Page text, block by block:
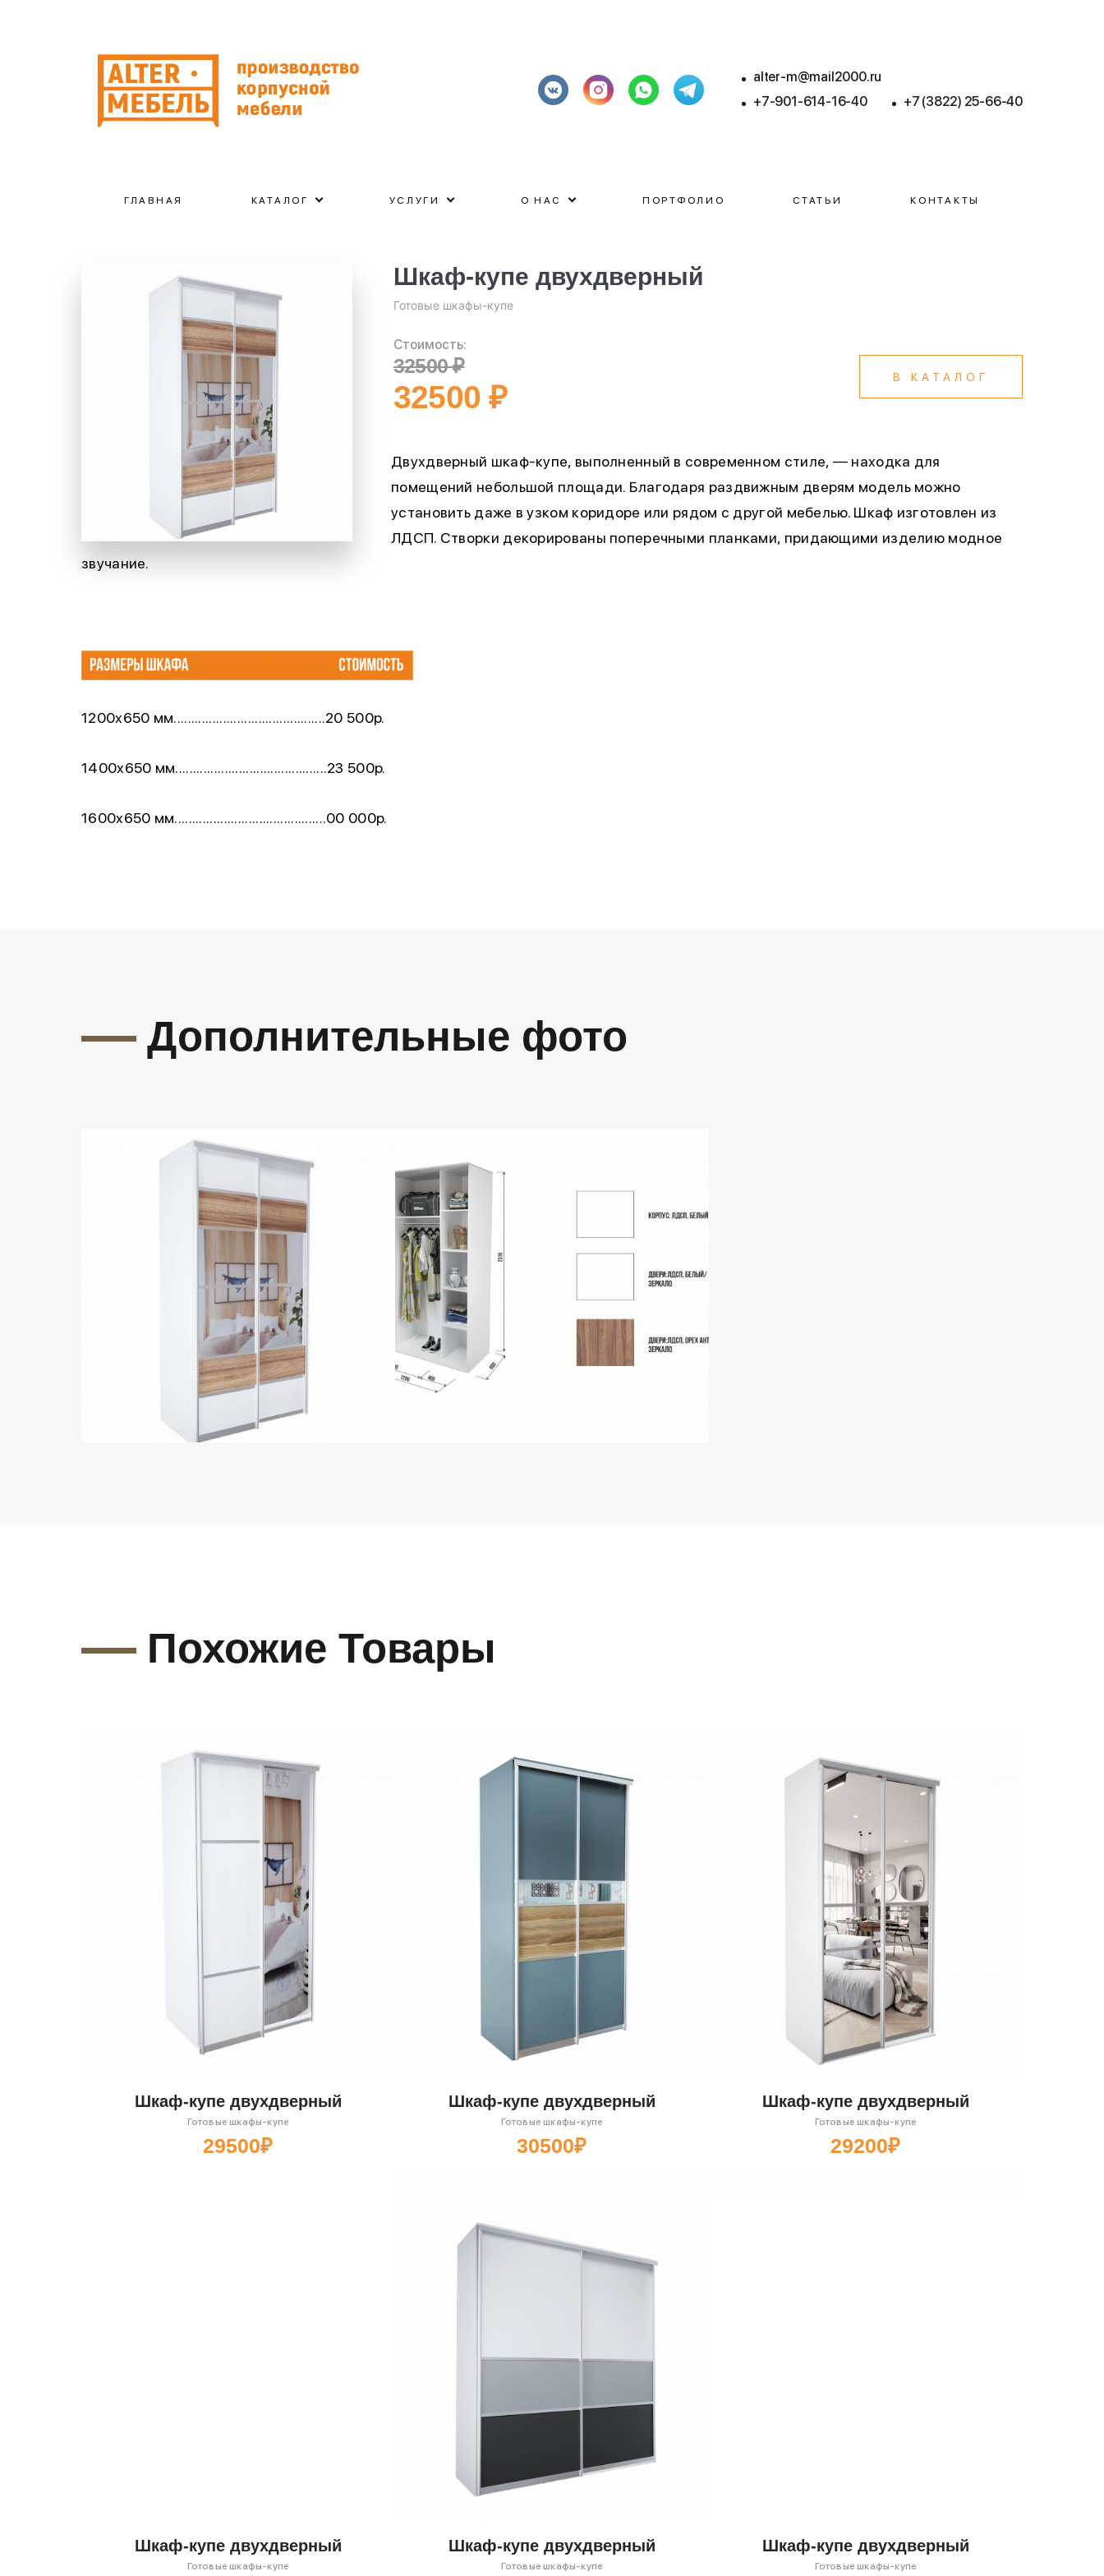
alter-m@mail2000.ru
+7-901-614-16-40
+7 (3822) 25-66-40
ГЛАВНАЯ КАТАЛОГ УСЛУГИ О НАС ПОРТФОЛИО СТАТЬИ КОНТАКТЫ
Шкаф-купе двухдверный
Готовые шкафы-купе
Стоимость:
32500₽
32500₽
В КАТАЛОГ
Двухдверный шкаф-купе, выполненный в современном стиле, — находка для
помещений небольшой площади. Благодаря раздвижным дверям модель можно
установить даже в узком коридоре или рядом с другой мебелью. Шкаф изготовлен из
ЛДСП. Створки декорированы поперечными планками, придающими изделию модное
звучание.
1200х650 мм...........................................20 500р.
1400х650 мм...........................................23 500р.
1600х650 мм...........................................00 000р.
Дополнительные фото
Похожие Товары
Шкаф-купе двухдверный
Готовые шкафы-купе
29500₽
Шкаф-купе двухдверный
Готовые шкафы-купе
30500₽
Шкаф-купе двухдверный
Готовые шкафы-купе
29200₽
Шкаф-купе двухдверный
Готовые шкафы-купе
Шкаф-купе двухдверный
Готовые шкафы-купе
Шкаф-купе двухдверный
Готовые шкафы-купе